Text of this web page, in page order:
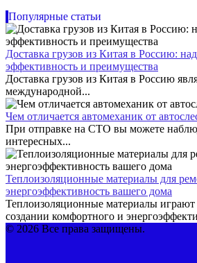
Популярные статьи
Доставка грузов из Китая в Россию:
эффективность и преимущества
Доставка грузов из Китая в Россию
международной...
Чем отличается автомеханик от
При отправке на СТО вы можете
интересных...
Теплоизоляционные материалы для
энергоэффективность вашего дома
Теплоизоляционные материалы
создании комфортного и
© 2026 Все права защищены.